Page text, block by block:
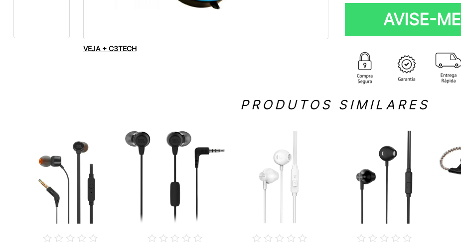
VEJA + C3TECH
AVISE-ME
PRODUTOS SIMILARES